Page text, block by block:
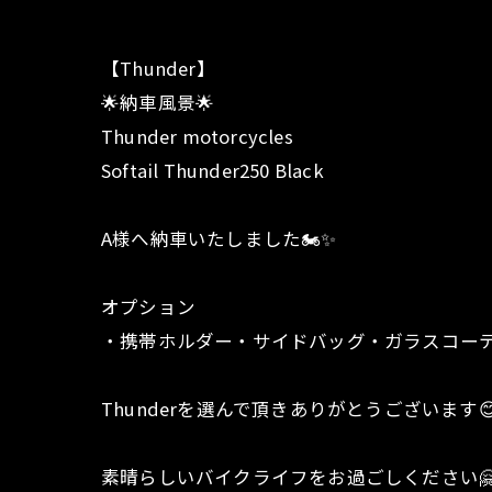
【Thunder】
🌟納車風景🌟
Thunder motorcycles
Softail Thunder250 Black
A様へ納車いたしました🏍️✨
オプション
・携帯ホルダー・サイドバッグ・ガラスコー
Thunderを選んで頂きありがとうございます
素晴らしいバイクライフをお過ごしください